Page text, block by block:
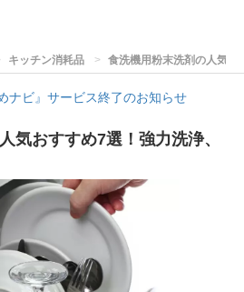
キッチン消耗品 食洗機用粉末洗剤の人気お
ナビ』サービス終了のお知らせ
気おすすめ7選！強力洗浄、